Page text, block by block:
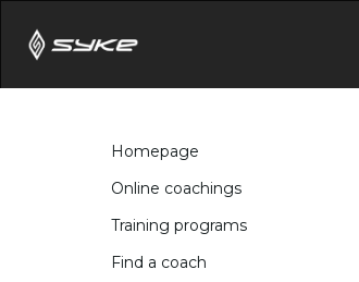
Homepage
Online coachings
Training programs
Find a coach